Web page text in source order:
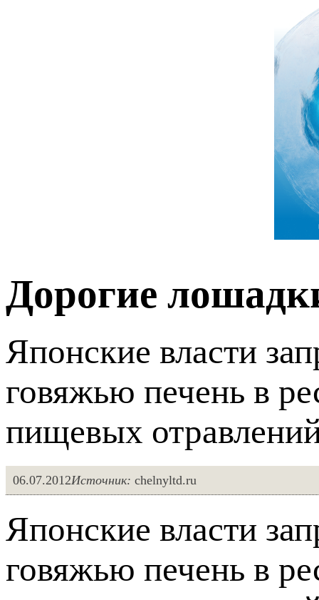
Дорогие
Японские власти
говяжью печень в
пищевых
06.07.2012Источник: chelnyltd.ru
Японские власти
говяжью печень в